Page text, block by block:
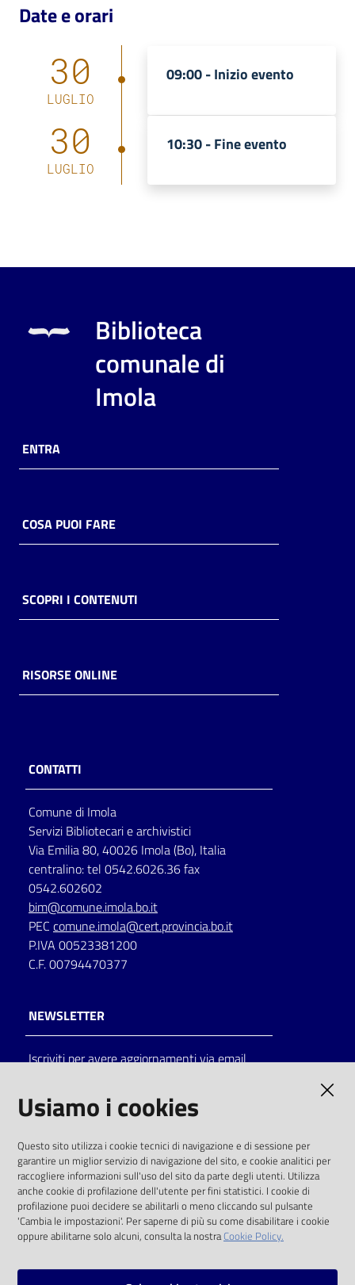
Date e orari
30
LUGLIO
09:00 -Inizio evento
30
LUGLIO
10:30 -Fine evento
Biblioteca
comunale di
Imola
ENTRA
COSA PUOI FARE
SCOPRI I CONTENUTI
RISORSE ONLINE
CONTATTI
Comune di Imola
Servizi Bibliotecari e archivistici
Via Emilia 80, 40026 Imola (Bo), Italia
centralino: tel 0542.6026.36 fax
0542.602602
bim@comune.imola.bo.it
PEC comune.imola@cert.provincia.bo.it
P.IVA 00523381200
C.F. 00794470377
NEWSLETTER
Iscriviti per avere aggiornamenti via email
solo alle condizioni previste dalla direttiva
comunitaria 2003/98/CE e dal d.lgs. 36/2006
SOCIAL
Instagram
Usiamo i cookies
Questo sito utilizza i cookie tecnici di navigazione e di sessione per
garantire un miglior servizio di navigazione del sito, e cookie analitici per
raccogliere informazioni sull'uso del sito da parte degli utenti. Utilizza
anche cookie di profilazione dell'utente per fini statistici. I cookie di
profilazione puoi decidere se abilitarli o meno cliccando sul pulsante
'Cambia le impostazioni'. Per saperne di più su come disabilitare i cookie
oppure abilitarne solo alcuni, consulta la nostraCookie Policy.